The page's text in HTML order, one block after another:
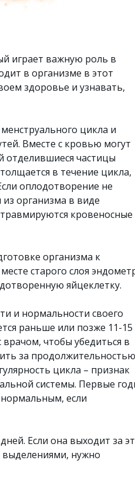
играет важную роль в
в организме в этот
здоровье и узнавать,
цикла и
Вместе с кровью могут
отделившиеся частицы
в течение цикла,
оплодотворение не
организма в виде
кровеносные
организма к
старого слоя
яйцеклетку.
и нормальности своего
раньше или позже 11-15
врачом, чтобы убедиться в
за продолжительностью
цикла – признак
системы. Первые
нормальным, если
Если она выходит за
выделениями, нужно